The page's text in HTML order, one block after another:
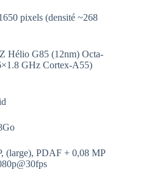
pixels (densité ~268
Hélio G85 (12nm) Octa-
GHz Cortex-A55)
(large), PDAF + 0,08 MP